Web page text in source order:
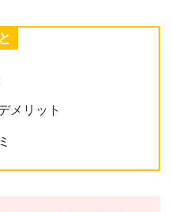
メリット